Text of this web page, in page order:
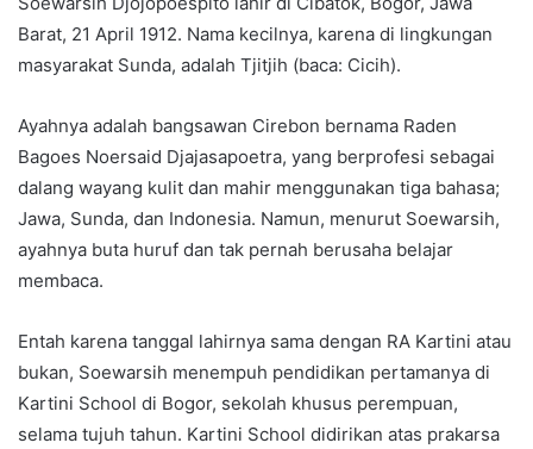
Barat, 21 April 1912. Nama kecilnya, karena di lingkungan
masyarakat Sunda, adalah Tjitjih (baca: Cicih).
Ayahnya adalah bangsawan Cirebon bernama Raden
Bagoes Noersaid Djajasapoetra, yang berprofesi sebagai
dalang wayang kulit dan mahir menggunakan tiga bahasa;
Jawa, Sunda, dan Indonesia. Namun, menurut Soewarsih,
ayahnya buta huruf dan tak pernah berusaha belajar
membaca.
Entah karena tanggal lahirnya sama dengan RA Kartini atau
bukan, Soewarsih menempuh pendidikan pertamanya di
Kartini School di Bogor, sekolah khusus perempuan,
selama tujuh tahun. Kartini School didirikan atas prakarsa